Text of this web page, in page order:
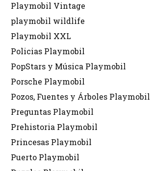
Playmobil Vintage
playmobil wildlife
Playmobil XXL
Policias Playmobil
PopStars y Música Playmobil
Porsche Playmobil
Pozos, Fuentes y Árboles Playmobil
Preguntas Playmobil
Prehistoria Playmobil
Princesas Playmobil
Puerto Playmobil